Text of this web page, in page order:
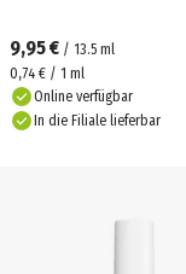
9,95 € / 13.5 ml
0,74 € / 1 ml
Online verfügbar
In die Filiale lieferbar